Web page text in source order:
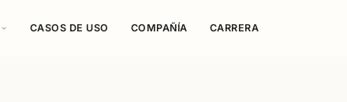
CASOS DE USO COMPAÑÍA CARRERA